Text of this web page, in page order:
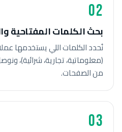
02
بحث الكلمات المفتاحية
نُحدد الكلمات اللي يستخدمها
(معلوماتية، تجارية، شرائية)،
من الصفحات.
03